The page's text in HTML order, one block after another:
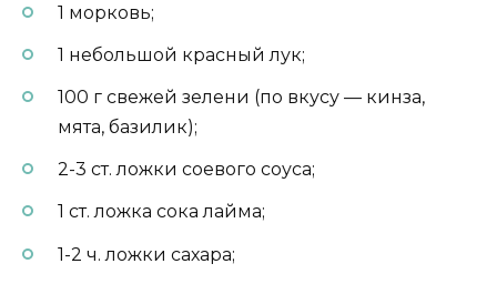
1 морковь;
1 небольшой красный лук;
100 г свежей зелени (по вкусу — кинза,
мята, базилик);
2-3 ст. ложки соевого соуса;
1 ст. ложка сока лайма;
1-2 ч. ложки сахара;